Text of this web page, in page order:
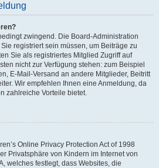
zwingend. Die Board-Administration
registriert sein müssen, um Beiträge zu
Sie als registriertes Mitglied Zugriff auf
nicht zur Verfügung stehen: zum Beispiel
E-Mail-Versand an andere Mitglieder, Beitritt
Wir empfehlen Ihnen eine Anmeldung, da
zahlreiche Vorteile bietet.
Online Privacy Protection Act of 1998
Privatsphäre von Kindern im Internet von
welches festlegt, dass Websites, die